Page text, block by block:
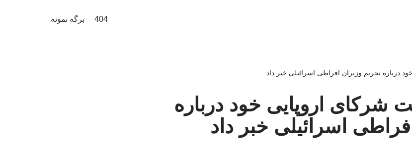
404 برگه نمونه
درباره تحریم‌ وزیران افراطی اسرائیلی خبر داد
شرکای اروپایی خود درباره
اسرائیلی خبر داد